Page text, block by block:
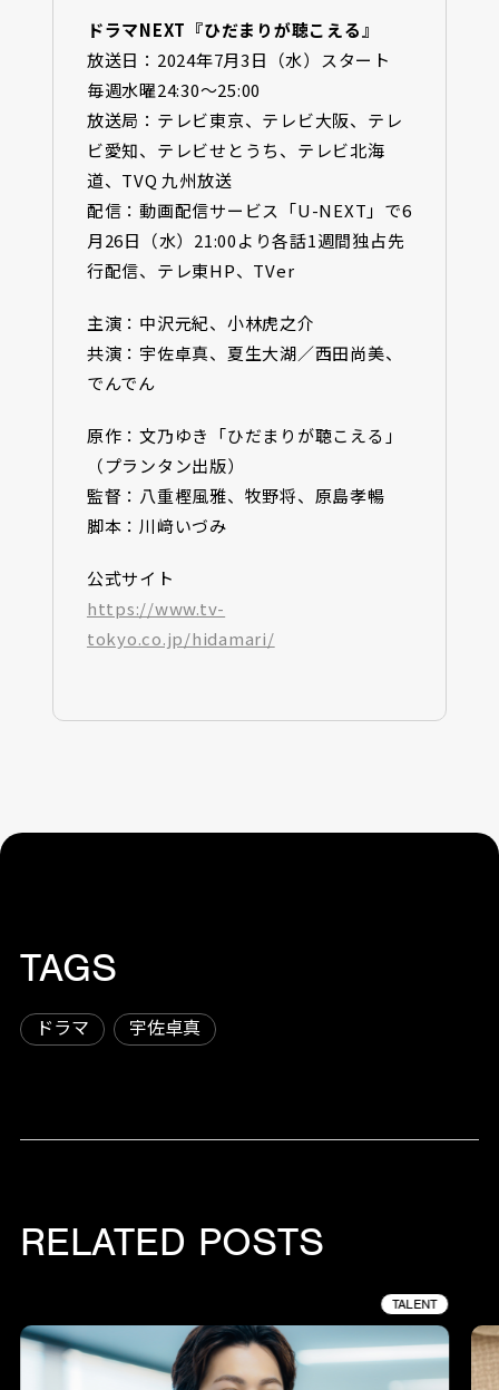
ドラマNEXT『ひだまりが聴こえる』
放送日：2024年7月3日（水）スタート
毎週水曜24:30〜25:00
放送局：テレビ東京、テレビ大阪、テレ
ビ愛知、テレビせとうち、テレビ北海
道、TVQ 九州放送
配信：動画配信サービス「U-NEXT」で6
月26日（水）21:00より各話1週間独占先
行配信、テレ東HP、TVer
主演：中沢元紀、小林虎之介
共演：宇佐卓真、夏生大湖／⻄田尚美、
でんでん
原作：文乃ゆき「ひだまりが聴こえる」
（プランタン出版）
監督：八重樫風雅、牧野将、原島孝暢
脚本：川﨑いづみ
公式サイト
https://www.tv-
tokyo.co.jp/hidamari/
TAGS
ドラマ 宇佐卓真
RELATED POSTS
TALENT